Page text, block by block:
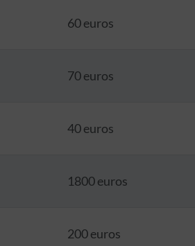
60 euros
70 euros
40 euros
1800 euros
200 euros